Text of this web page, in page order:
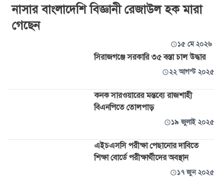
নাসার বাংলাদেশি বিজ্ঞানী রেজাউল হক মারা
গেছেন
১৫ মে ২০২৬
সিরাজগঞ্জে সরকারি ৩৫ বস্তা চাল উদ্ধার
২২ আগস্ট ২০২৫
কনক সারওয়ারের মন্তব্যে রাজশাহী
বিএনপিতে তোলপাড়
১৯ জুলাই ২০২৫
এইচএসসি পরীক্ষা পেছানোর দাবিতে
শিক্ষা বোর্ডে পরীক্ষার্থীদের অবস্থান
১৭ জুন ২০২৫